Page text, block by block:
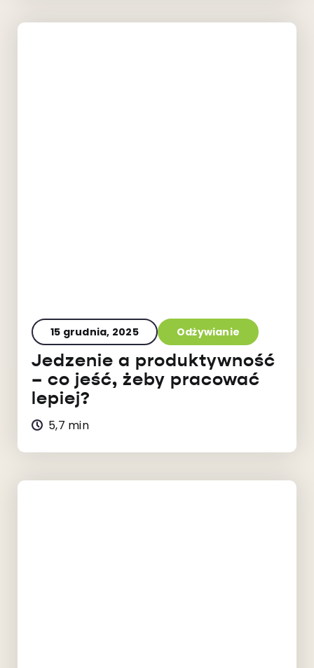
15 grudnia, 2025 Odżywianie
Jedzenie a produktywność
– co jeść, żeby pracować
lepiej?
5,7 min